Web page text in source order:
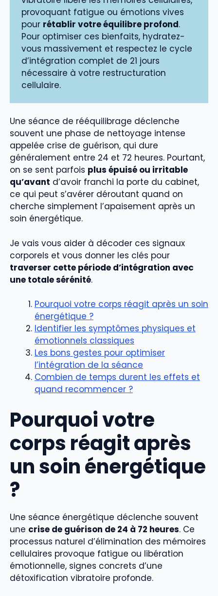
provoquant fatigue ou émotions vives
pour rétablir votre équilibre profond.
Pour optimiser ces bienfaits, hydratez-
vous massivement et respectez le cycle
d’intégration complet de 21 jours
nécessaire à votre restructuration
cellulaire.
Une séance de rééquilibrage déclenche
souvent une phase de nettoyage intense
appelée crise de guérison, qui dure
généralement entre 24 et 72 heures. Pourtant,
on se sent parfois plus épuisé ou irritable
qu’avant d’avoir franchi la porte du cabinet,
ce qui peut s’avérer déroutant quand on
cherche simplement l’apaisement après un
soin énergétique.
Je vais vous aider à décoder ces signaux
corporels et vous donner les clés pour
traverser cette période d’intégration avec
une totale sérénité.
Pourquoi votre corps réagit après un soin
énergétique ?
Identifier les symptômes physiques et
émotionnels classiques
Les bons gestes pour optimiser
l’intégration de la séance
Combien de temps durent les effets et
quand recommencer ?
Pourquoi votre
corps réagit après
un soin énergétique
?
Une séance énergétique déclenche souvent
une crise de guérison de 24 à 72 heures. Ce
processus naturel d’élimination des mémoires
cellulaires provoque fatigue ou libération
émotionnelle, signes concrets d’une
détoxification vibratoire profonde.